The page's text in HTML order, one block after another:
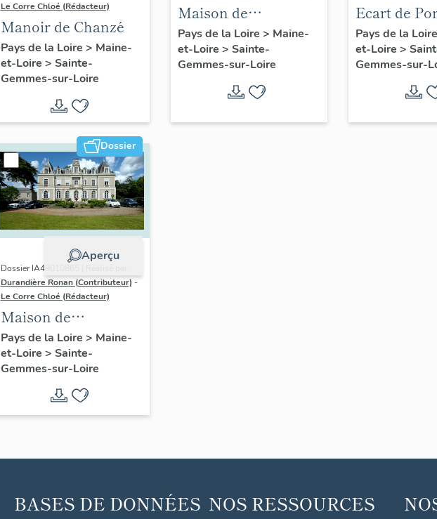
Le Corre Chloé (Rédacteur)
Manoir de Chanzé
Pays de la Loire > Maine-
et-Loire > Sainte-
Gemmes-sur-Loire
Maison de
villégiature dite la
Rive puis la
Chêneraie, 1 rue de
Pays de la Loire > Maine-
et-Loire > Sainte-
Gemmes-sur-Loire
Ecart de
Thibault
Pays de la Loire
et-Loire >
Gemmes-sur-
Dossier
Aperçu
Dossier IA49010865 | Réalisé par
Durandière Ronan (Contributeur) -
Le Corre Chloé (Rédacteur)
Maison de
villégiature dite
château de la Roche-
Morna
Pays de la Loire > Maine-
et-Loire > Sainte-
Gemmes-sur-Loire
BASES DE DONNÉES NOS RESSOURCES